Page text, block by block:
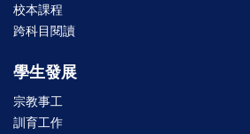
校本課程
跨科目閱讀
學生發展
宗教事工
訓育工作